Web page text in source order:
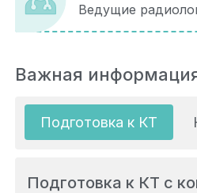
Ведущие
Важная
Подготовка к КТ
Подготовка к КТ с